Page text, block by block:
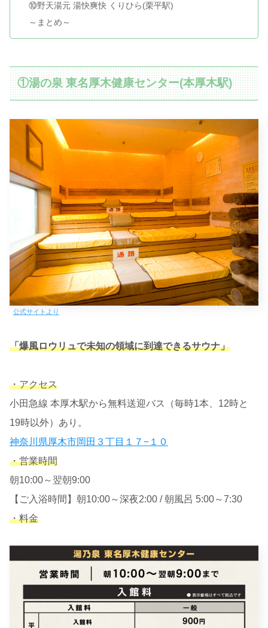
⑩野天湯元 湯快爽快 くりひら(栗平駅)
～まとめ～
①湯の泉 東名厚木健康センター(本厚木駅)
公式サイトより
「爆風ロウリュで未知の領域に到達できるサウナ」
・アクセス
小田急線 本厚木駅から無料送迎バス（毎時1本、12時と
19時以外）あり。
神奈川県厚木市岡田３丁目１７−１０
・営業時間
朝10:00～翌朝9:00
【ご入浴時間】朝10:00～深夜2:00 / 朝風呂 5:00～7:30
・料金